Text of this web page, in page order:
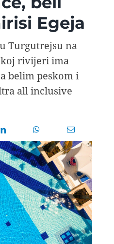
Egeja
Turgutrejsu na
rivijeri ima
belim peskom i
all inclusive